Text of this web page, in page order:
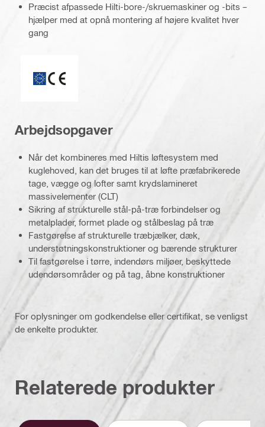
Præcist afpassede Hilti-bore-/skruemaskiner og -bits –
hjælper med at opnå montering af højere kvalitet hver
gang
Arbejdsopgaver
Når det kombineres med Hiltis løftesystem med
kuglehoved, kan det bruges til at løfte præfabrikerede
tage, vægge og lofter samt krydslamineret
massivelementer (CLT)
Sikring af strukturelle stål-på-træ forbindelser og
metalplader, formet plade og stålbeslag på træ
Fastgørelse af strukturelle træbjælker, dæk,
understøtningskonstruktioner og bærende strukturer
Til fastgørelse i tørre, indendørs miljøer, beskyttede
udendørsområder og på tag, åbne konstruktioner
For oplysninger om godkendelse eller certifikat, se venligst
de enkelte produkter.
Relaterede produkter